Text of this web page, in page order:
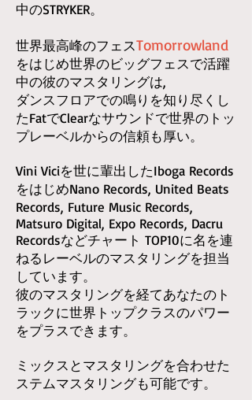
中のSTRYKER。
世界最高峰のフェスTomorrowland
をはじめ世界のビッグフェスで活躍
中の彼のマスタリングは,
ダンスフロアでの鳴りを知り尽くし
たFatでClearなサウンドで世界のトッ
プレーベルからの信頼も厚い。
Vini Viciを世に輩出したIboga Records
をはじめNano Records, United Beats
Records, Future Music Records,
Matsuro Digital, Expo Records, Dacru
Recordsなどチャート TOP10に名を連
ねるレーベルのマスタリングを担当
しています。
彼のマスタリングを経てあなたのト
ラックに世界トップクラスのパワー
をプラスできます。
​ミックスとマスタリングを合わせた
ステムマスタリングも可能です。